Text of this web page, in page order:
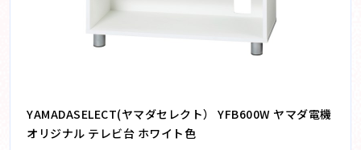
YAMADASELECT(ヤマダセレクト） YFB600W ヤマダ電機
オリジナル テレビ台 ホワイト色